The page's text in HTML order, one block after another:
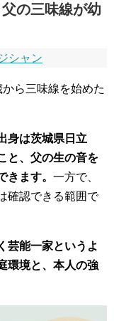
の三味線が幼
シャン
ら三味線を始めた
身は茨城県日立
と、父の生の音を
きます。 一方で、
確認できる範囲で
芸能一家というよ
環境と、本人の強